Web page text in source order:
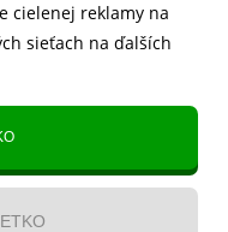
X7 nie je len o
štýle a o
štýl. Objavte náš
váš Honor X7
cielenej reklamy na
sieťach na ďalších